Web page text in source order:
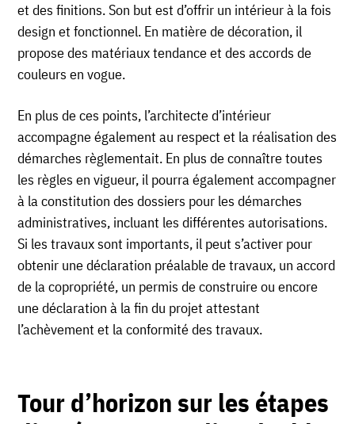
et des finitions. Son but est d’offrir un intérieur à la fois
design et fonctionnel. En matière de décoration, il
propose des matériaux tendance et des accords de
couleurs en vogue.
En plus de ces points, l’architecte d’intérieur
accompagne également au respect et la réalisation des
démarches règlementait. En plus de connaître toutes
les règles en vigueur, il pourra également accompagner
à la constitution des dossiers pour les démarches
administratives, incluant les différentes autorisations.
Si les travaux sont importants, il peut s’activer pour
obtenir une déclaration préalable de travaux, un accord
de la copropriété, un permis de construire ou encore
une déclaration à la fin du projet attestant
l’achèvement et la conformité des travaux.
Tour d’horizon sur les étapes